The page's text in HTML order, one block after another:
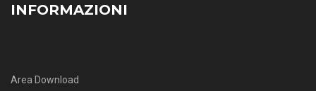
INFORMAZIONI
Area Download